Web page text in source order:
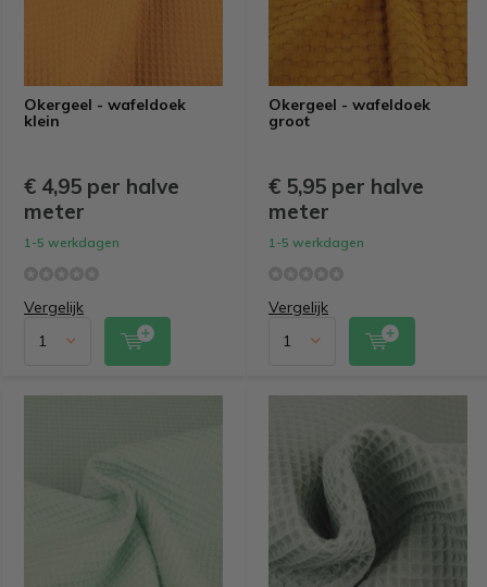
Okergeel - wafeldoek
klein
€ 4,95 per halve
meter
1-5 werkdagen
Vergelijk
Okergeel - wafeldoek
groot
€ 5,95 per halve
meter
1-5 werkdagen
Vergelijk